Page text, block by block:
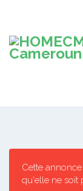
Cette
qu'elle ne soit